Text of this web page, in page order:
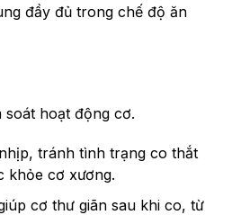
đầy đủ trong chế độ ăn
soát hoạt động cơ.
tránh tình trạng co thắt
khỏe cơ xương.
cơ thư giãn sau khi co, từ